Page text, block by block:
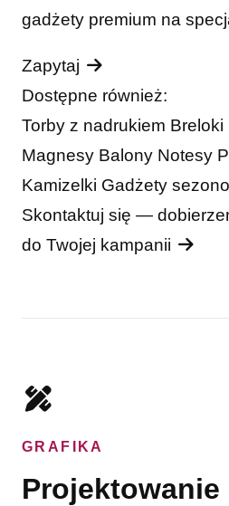
gadżety premium na
Zapytaj
Dostępne również:
Torby z nadrukiem Breloki
Magnesy Balony Notesy
Kamizelki Gadżety
Skontaktuj się —
do Twojej kampanii
GRAFIKA